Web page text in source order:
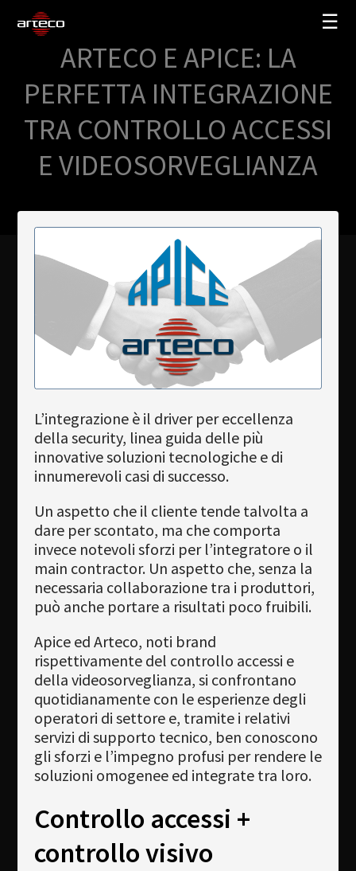
☰
Where to buy
Newsletter
Languages
Search
SOLUTIONS
COMPANY
TRAINING
PARTNERS
SUPPORT
ARTECO E APICE: LA
PERFETTA INTEGRAZIONE
TRA CONTROLLO ACCESSI
E VIDEOSORVEGLIANZA
L’integrazione è il driver per eccellenza
della security, linea guida delle più
innovative soluzioni tecnologiche e di
innumerevoli casi di successo.
Un aspetto che il cliente tende talvolta a
dare per scontato, ma che comporta
invece notevoli sforzi per l’integratore o il
main contractor. Un aspetto che, senza la
necessaria collaborazione tra i produttori,
può anche portare a risultati poco fruibili.
Apice ed Arteco, noti brand
rispettivamente del controllo accessi e
della videosorveglianza, si confrontano
quotidianamente con le esperienze degli
operatori di settore e, tramite i relativi
servizi di supporto tecnico, ben conoscono
gli sforzi e l’impegno profusi per rendere le
soluzioni omogenee ed integrate tra loro.
Controllo accessi +
controllo visivo